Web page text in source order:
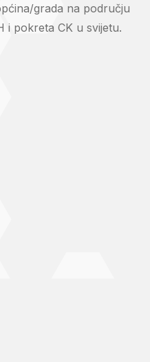
grada na području
i pokreta CK u svijetu.